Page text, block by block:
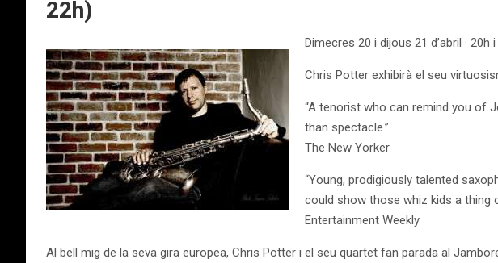
22h)
Dimecres 20 i dijous 21 d’abril · 20h
Chris Potter exhibirà el seu
“A tenorist who can remind you of
than spectacle.”
The New Yorker
“Young, prodigiously talented
could show those whiz kids a thing
Entertainment Weekly
Al bell mig de la seva gira europea, Chris Potter i el seu quartet fan parada al